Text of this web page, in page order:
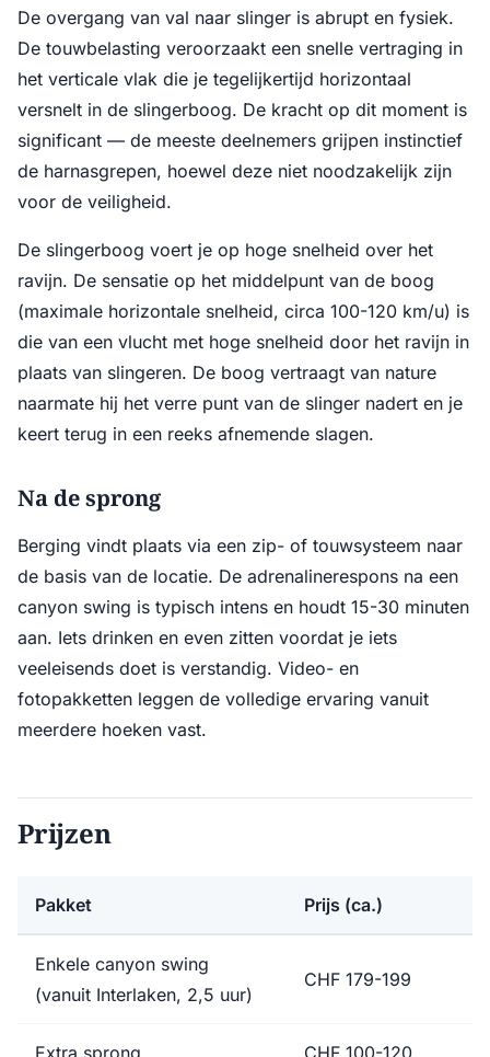
De overgang van val naar slinger is abrupt en fysiek.
De touwbelasting veroorzaakt een snelle vertraging in
het verticale vlak die je tegelijkertijd horizontaal
versnelt in de slingerboog. De kracht op dit moment is
significant — de meeste deelnemers grijpen instinctief
de harnasgrepen, hoewel deze niet noodzakelijk zijn
voor de veiligheid.
De slingerboog voert je op hoge snelheid over het
ravijn. De sensatie op het middelpunt van de boog
(maximale horizontale snelheid, circa 100-120 km/u) is
die van een vlucht met hoge snelheid door het ravijn in
plaats van slingeren. De boog vertraagt van nature
naarmate hij het verre punt van de slinger nadert en je
keert terug in een reeks afnemende slagen.
Na de sprong
Berging vindt plaats via een zip- of touwsysteem naar
de basis van de locatie. De adrenalinerespons na een
canyon swing is typisch intens en houdt 15-30 minuten
aan. Iets drinken en even zitten voordat je iets
veeleisends doet is verstandig. Video- en
fotopakketten leggen de volledige ervaring vanuit
meerdere hoeken vast.
Prijzen
Pakket Prijs (ca.)
Enkele canyon swing
(vanuit Interlaken, 2,5 uur)
CHF 179-199
Extra sprong CHF 100-120